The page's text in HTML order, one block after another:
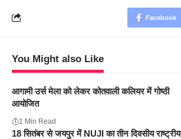
Facebook
You Might also Like
आगामी उर्स मेला को लेकर कोतवाली कलियर में गोष्ठी
आयोजित
1 Min Read
18 सितंबर से जयपुर में NUJI का तीन दिवसीय राष्ट्रीय